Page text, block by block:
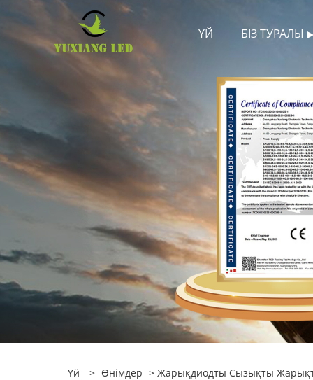
ҮЙ БІЗ ТУРАЛЫ
Үй > Өнімдер > Жарықдиодты Сызықты